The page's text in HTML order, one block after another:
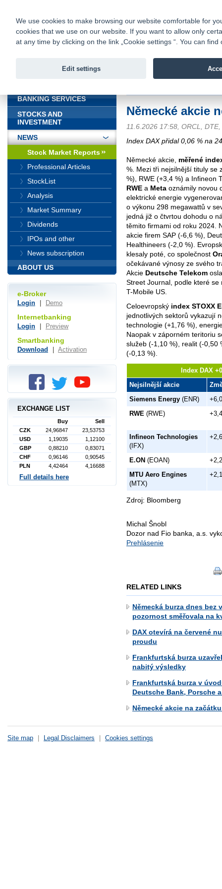
Fio bank
Fio banka
Německé akcie
11.6.2026 17:58, ORCL, DTE,
Index DAX přidal 0,06 % na
Německé akcie, měřené
%. Mezi tři nejsilnější tituly se
%), RWE (+3,4 %) a Infineon
RWE a Meta oznámily novou
elektrické energie
o výkonu 298 megawattů v
jedná již o čtvrtou dohodu o
těmito firmami od roku 2024.
akcie firem SAP (-6,6 %),
Healthineers (-2,0 %).
klesaly poté, co společnost
očekávané výnosy ze svého
Akcie Deutsche Telekom
Street Journal, podle které
T-Mobile US.
Celoevropský index STOXX
jednotlivých sektorů vykazují
technologie (+1,76 %),
Naopak v záporném teritoriu
služeb (-1,10 %), realit (-0,50
(-0,13 %).
Index DAX
Nejsilnější akcie
Siemens Energy (ENR)
RWE (RWE)
Infineon Technologies
(IFX)
E.ON (EOAN)
MTU Aero Engines
(MTX)
Zdroj: Bloomberg
Michal Šnobl
Dozor nad Fio banka, a.s.
Prehlásenie
RELATED LINKS
Německá burza dnes bez
pozornost směřovala na
DAX otevírá na červené
proudu
Frankfurtská burza
nabitý výsledky
Frankfurtská burza v
Deutsche Bank, Porsche
Německé akcie na
BANKING SERVICES
STOCKS AND
INVESTMENT
NEWS
Stock Market Reports
Professional Articles
StockList
Analysis
Market Summary
Dividends
IPOs and other
News subscription
ABOUT US
e-Broker
Login Demo
Internetbanking
Login Preview
Smartbanking
Download Activation
EXCHANGE LIST
Buy
Sell
CZK
24,96847
23,53753
USD
1,19035
1,12100
GBP
0,88210
0,83071
CHF
0,96146
0,90545
PLN
4,42464 4,16688
Full details here
Site map | Legal Disclaimers | Cookies settings
We use cookies to make browsing our website comfortable for
cookies that we use on our website. If you want to allow only
at any time by clicking on the link „Cookie settings “. You can
Edit settings